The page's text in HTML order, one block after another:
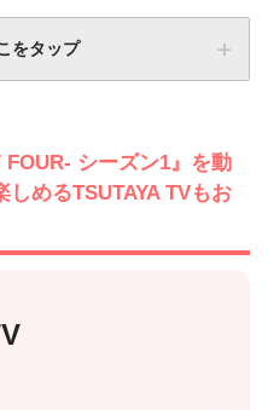
をタップ
シーズン1』を動
めるTSUTAYA TVもお